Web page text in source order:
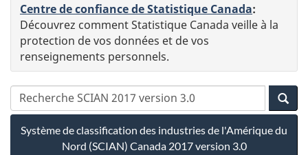
Centre de confiance de Statistique Canada:
Découvrez comment Statistique Canada veille à la
protection de vos données et de vos
renseignements personnels.
Système de classification des industries de l'Amérique du
Nord (SCIAN) Canada 2017 version 3.0